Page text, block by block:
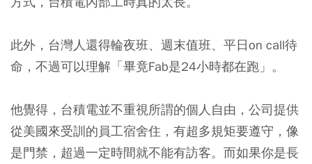
此外，台灣人還得輪夜班、週末值班、平日on call待
命，不過可以理解「畢竟Fab是24小時都在跑」。
他覺得，台積電並不重視所謂的個人自由，公司提供
從美國來受訓的員工宿舍住，有超多規矩要遵守，像
是門禁，超過一定時間就不能有訪客。而如果你是長